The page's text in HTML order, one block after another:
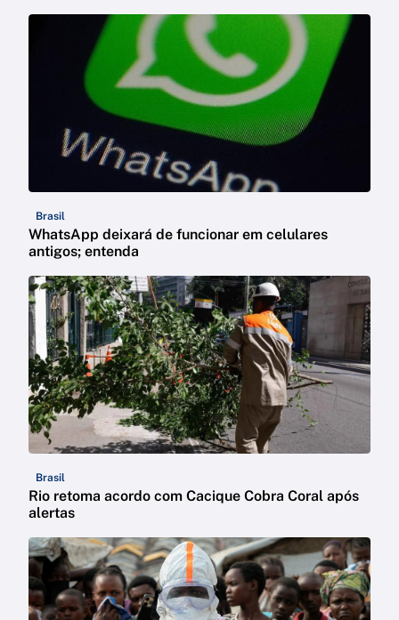
Brasil
WhatsApp deixará de funcionar em celulares
antigos; entenda
Brasil
Rio retoma acordo com Cacique Cobra Coral após
alertas